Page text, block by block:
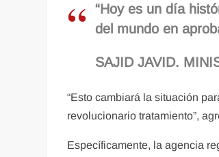
“Hoy es un día
del mundo en
SAJID JAVID.
“Esto cambiará la situación
revolucionario tratamiento”,
Específicamente, la agencia